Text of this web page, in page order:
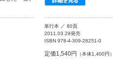
単行本 ／ 80頁
2011.03.29発売
ISBN 978-4-309-28251-0
定価1,540円 （本体1,400円）